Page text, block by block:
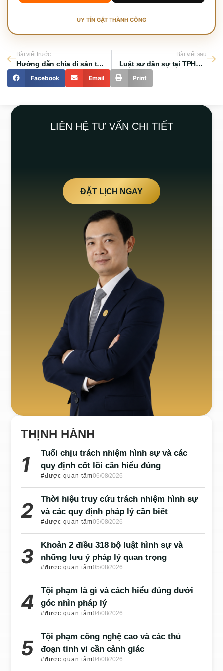
UY TÍN GẶT THÀNH CÔNG
Bài viết trước
Hướng dẫn chia di sản thừa kế
Bài viết sau
Luật sư dân sự tại TPHCM và những lưu ý quan trọng để chọn đúng chuyên gia
Facebook Email Print
LIÊN HỆ TƯ VẤN CHI TIẾT
ĐẶT LỊCH NGAY
THỊNH HÀNH
Tuổi chịu trách nhiệm hình sự và các
quy định cốt lõi cần hiểu đúng
#được quan tâm06/08/2026
Thời hiệu truy cứu trách nhiệm hình sự
và các quy định pháp lý cần biết
#được quan tâm05/08/2026
Khoản 2 điều 318 bộ luật hình sự và
những lưu ý pháp lý quan trọng
#được quan tâm05/08/2026
Tội phạm là gì và cách hiểu đúng dưới
góc nhìn pháp lý
#được quan tâm04/08/2026
Tội phạm công nghệ cao và các thủ
đoạn tinh vi cần cảnh giác
#được quan tâm04/08/2026